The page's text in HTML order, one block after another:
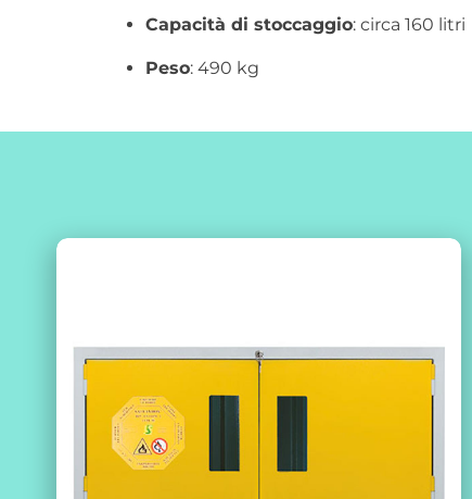
Capacità di stoccaggio: circa 160 litri
Peso: 490 kg